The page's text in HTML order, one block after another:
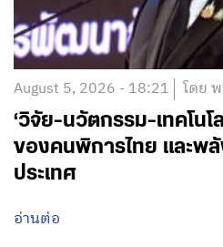
August 5, 2026 - 18:21 โดย
‘วิจัย-นวัตกรรม-เทคโนโ
ของคนพิการไทย และพ
ประเทศ
อ่านต่อ